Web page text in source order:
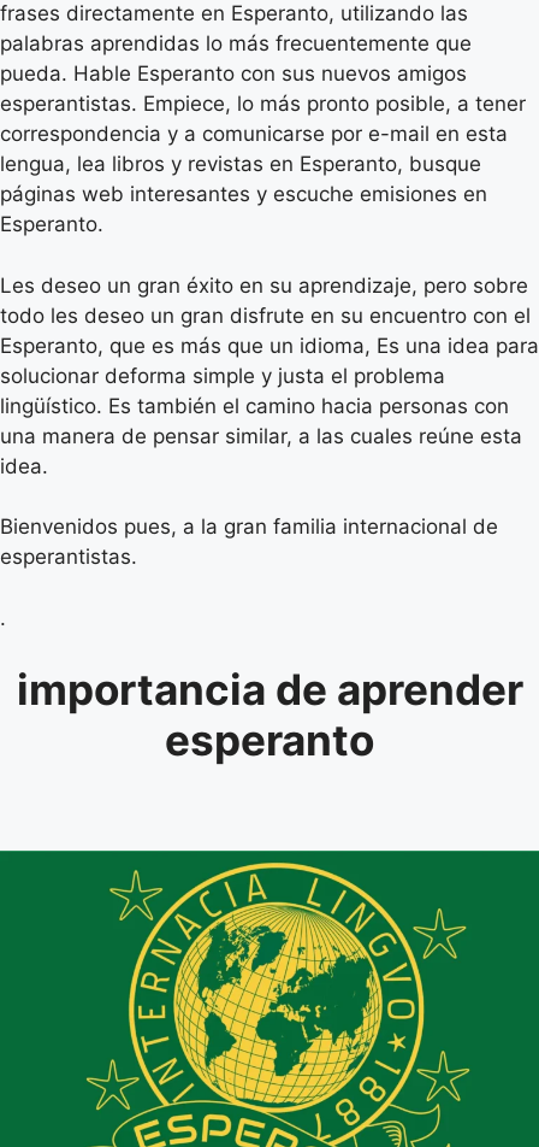
frases directamente en Esperanto, utilizando las
palabras aprendidas lo más frecuentemente que
pueda. Hable Esperanto con sus nuevos amigos
esperantistas. Empiece, lo más pronto posible, a tener
correspondencia y a comunicarse por e-mail en esta
lengua, lea libros y revistas en Esperanto, busque
páginas web interesantes y escuche emisiones en
Esperanto.
Les deseo un gran éxito en su aprendizaje, pero sobre
todo les deseo un gran disfrute en su encuentro con el
Esperanto, que es más que un idioma, Es una idea para
solucionar deforma simple y justa el problema
lingüístico. Es también el camino hacia personas con
una manera de pensar similar, a las cuales reúne esta
idea.
Bienvenidos pues, a la gran familia internacional de
esperantistas.
.
importancia de aprender
esperanto